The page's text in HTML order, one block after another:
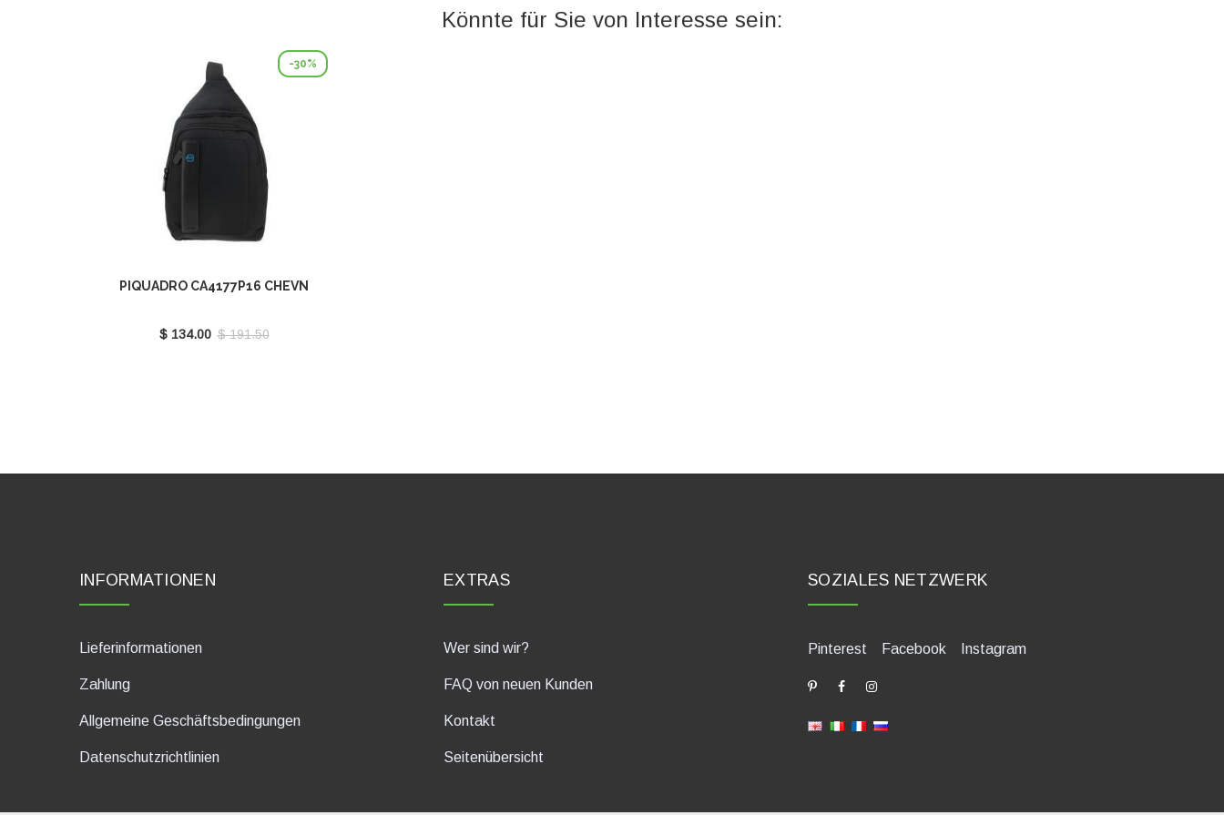
Könnte für Sie von Interesse sein:
-30%
PIQUADRO CA4177P16 CHEVN
$ 134.00 $ 191.50
INFORMATIONEN
Lieferinformationen
Zahlung
Allgemeine Geschäftsbedingungen
Datenschutzrichtlinien
EXTRAS
Wer sind wir?
FAQ von neuen Kunden
Kontakt
Seitenübersicht
SOZIALES NETZWERK
Pinterest Facebook Instagram